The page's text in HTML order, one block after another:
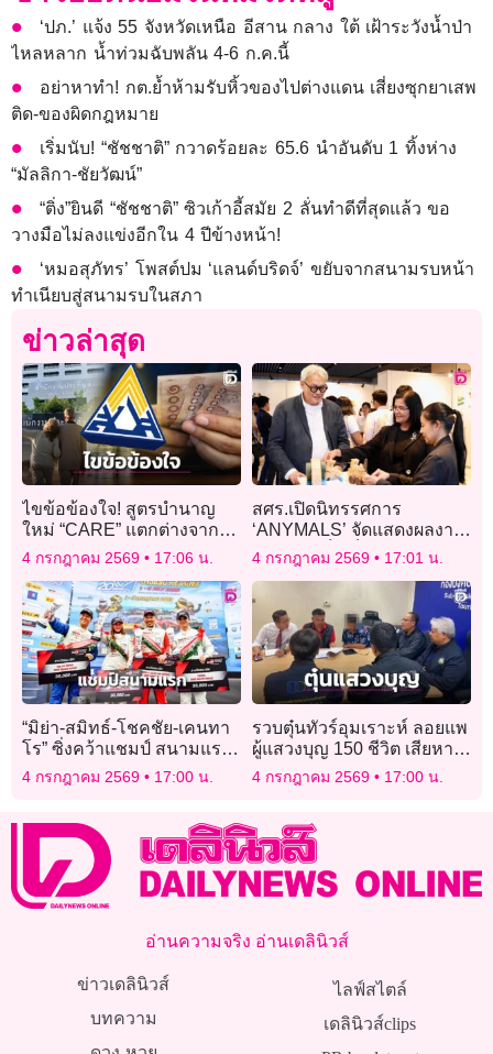
‘ปภ.’ แจ้ง 55 จังหวัดเหนือ อีสาน กลาง ใต้ เฝ้าระวังน้ำป่า
ไหลหลาก น้ำท่วมฉับพลัน 4-6 ก.ค.นี้
อย่าหาทำ! กต.ย้ำห้ามรับหิ้วของไปต่างแดน เสี่ยงซุกยาเสพ
ติด-ของผิดกฎหมาย
เริ่มนับ! “ชัชชาติ” กวาดร้อยละ 65.6 นำอันดับ 1 ทิ้งห่าง
“มัลลิกา-ชัยวัฒน์”
“ติ่ง”ยินดี “ชัชชาติ” ซิวเก้าอี้สมัย 2 ลั่นทำดีที่สุดแล้ว ขอ
วางมือไม่ลงแข่งอีกใน 4 ปีข้างหน้า!
‘หมอสุภัทร’ โพสต์ปม ‘แลนด์บริดจ์’ ขยับจากสนามรบหน้า
ทำเนียบสู่สนามรบในสภา
ข่าวล่าสุด
ไขข้อข้องใจ! สูตรบำนาญ
ใหม่ “CARE” แตกต่างจาก
“ประกันสังคมเดิม” อย่างไร?
ใครได้ประโยชน์บ้าง
4 กรกฎาคม 2569 17:06 น.
สศร.เปิดนิทรรศการ
‘ANYMALS’ จัดแสดงผลงาน
‘ของเล่นเด็กเล็ก’ ในรูปแบบ
ประติมากรรมร่วมสมัย
4 กรกฎาคม 2569 17:01 น.
“มิย่า-สมิทธ์-โชคชัย-เคนทา
โร” ซิ่งคว้าแชมป์ สนามแรก
TOYOTA GAZOO Racing
Thailand 2026
4 กรกฎาคม 2569 17:00 น.
รวบตุ๋นทัวร์อุมเราะห์ ลอยแพ
ผู้แสวงบุญ 150 ชีวิต เสียหาย
กว่า 4 ล้าน
4 กรกฎาคม 2569 17:00 น.
อ่านความจริง อ่านเดลินิวส์
ข่าวเดลินิวส์
บทความ
ไลฟ์สไตล์
เดลินิวส์clips